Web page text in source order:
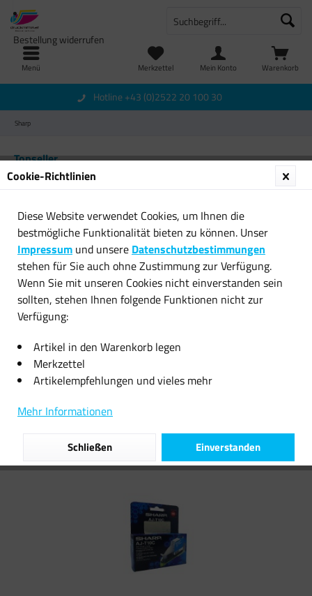
Menü Warenkorb
Merkzettel
Bestellung widerrufen
Mein Konto
Hotline +43 (0)2522 20 100 30
Sharp
Topseller
Original Sharp Tintenpatrone
12,09 € *
Original Sharp Tintenpatrone
Filtern
Cookie-Richtlinien
Diese Website verwendet Cookies, um Ihnen die
bestmögliche Funktionalität bieten zu können. Unser
Impressum und unsere Datenschutzbestimmungen
stehen für Sie auch ohne Zustimmung zur Verfügung.
Wenn Sie mit unseren Cookies nicht einverstanden sein
sollten, stehen Ihnen folgende Funktionen nicht zur
Verfügung:
Artikel in den Warenkorb legen
Merkzettel
Artikelempfehlungen und vieles mehr
Mehr Informationen
Einverstanden
Schließen